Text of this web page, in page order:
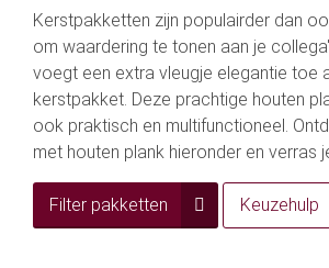
Kerstpakketten zijn populairder dan
om waardering te tonen aan je
voegt een extra vleugje elegantie toe
kerstpakket. Deze prachtige houten
ook praktisch en multifunctioneel.
met houten plank hieronder en verras
Filter pakketten Keuzehulp